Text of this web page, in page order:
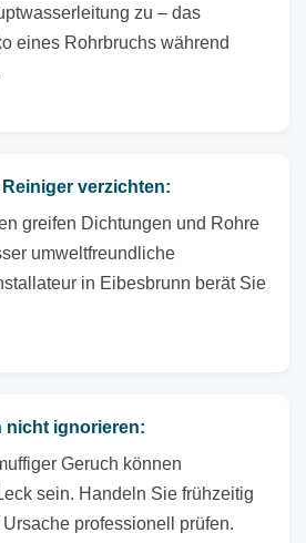
zu – das
eines Rohrbruchs während
verzichten:
greifen Dichtungen und Rohre
umweltfreundliche
in Eibesbrunn berät Sie
nicht ignorieren:
Geruch können
sein. Handeln Sie frühzeitig
professionell prüfen.